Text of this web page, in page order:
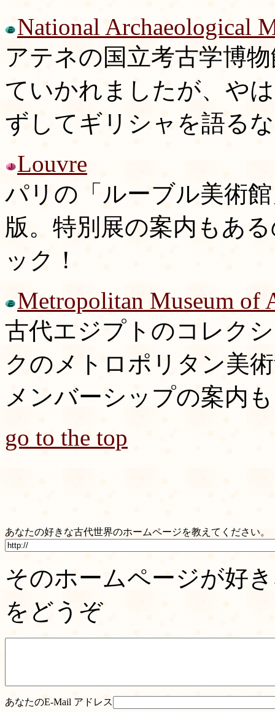
National Archaeological
アテネの国立考古学博
ていかれましたが、や
ずしてギリシャを語る
Louvre
パリの「ルーブル美術
版。特別展の案内もあ
ック！
Metropolitan Museum of
古代エジプトのコレク
クのメトロポリタン美
メンバーシップの案内
go to the top
あなたの好きな古代世界のホームページを教えてください。
そのホームページが好
をどうぞ
あなたのE-Mail アドレス